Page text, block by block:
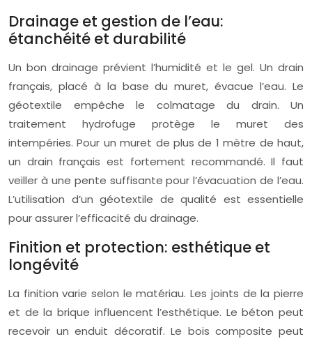
Drainage et gestion de l’eau:
étanchéité et durabilité
Un bon drainage prévient l’humidité et le gel. Un drain
français, placé à la base du muret, évacue l’eau. Le
géotextile empêche le colmatage du drain. Un
traitement hydrofuge protège le muret des
intempéries. Pour un muret de plus de 1 mètre de haut,
un drain français est fortement recommandé. Il faut
veiller à une pente suffisante pour l’évacuation de l’eau.
L’utilisation d’un géotextile de qualité est essentielle
pour assurer l’efficacité du drainage.
Finition et protection: esthétique et
longévité
La finition varie selon le matériau. Les joints de la pierre
et de la brique influencent l’esthétique. Le béton peut
recevoir un enduit décoratif. Le bois composite peut